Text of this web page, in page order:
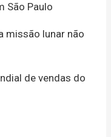
São Paulo
missão lunar não
de vendas do